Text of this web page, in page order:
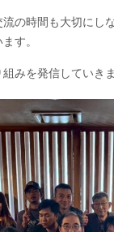
の時間も大切にし
す。
みを発信していき